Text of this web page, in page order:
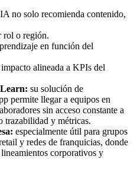
no solo recomienda contenido,
rol o región.
en función del
alineada a KPIs del
su solución de
permite llegar a equipos en
sin acceso constante a
trazabilidad y métricas.
especialmente útil para grupos
y redes de franquicias, donde
corporativos y